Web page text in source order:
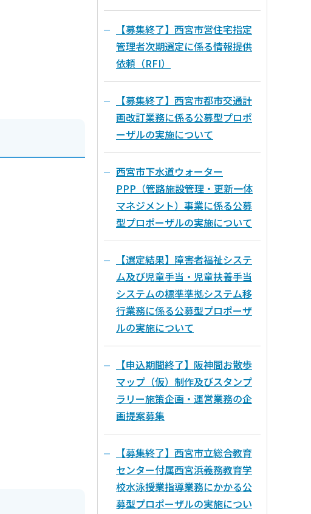
【募集終了】西宮市営住宅指定
管理者次期選定に係る情報提供
依頼（RFI）
【募集終了】西宮市都市交通計
画改訂業務に係る公募型プロポ
ーザルの実施について
西宮市下水道ウォーター
PPP（管路施設管理・更新一体
マネジメント）事業に係る公募
型プロポーザルの実施について
【選定結果】障害者福祉システ
ム及び児童手当・児童扶養手当
システムの標準準拠システム移
行業務に係る公募型プロポーザ
ルの実施について
【申込期間終了】阪神間お散歩
マップ（仮）制作及びスタンプ
ラリー施策企画・運営業務の企
画提案募集
【募集終了】西宮市立総合教育
センター付属西宮浜義務教育学
校水泳授業指導業務にかかる公
募型プロポーザルの実施につい